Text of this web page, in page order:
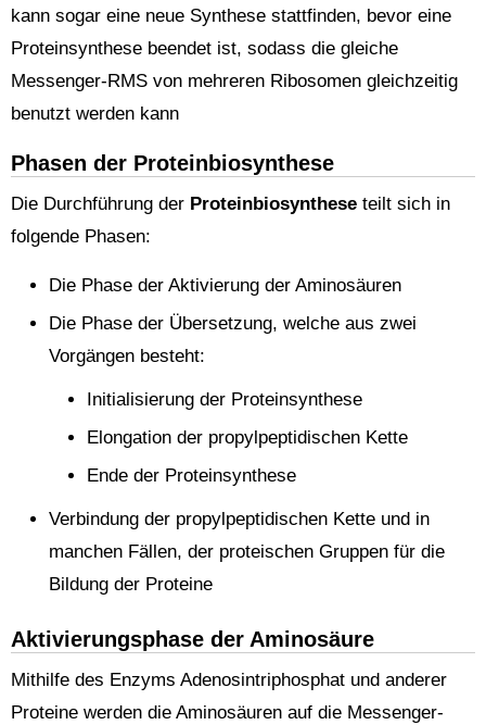
kann sogar eine neue Synthese stattfinden, bevor eine
Proteinsynthese beendet ist, sodass die gleiche
Messenger-RMS von mehreren Ribosomen gleichzeitig
benutzt werden kann
Phasen der Proteinbiosynthese
Die Durchführung der Proteinbiosynthese teilt sich in
folgende Phasen:
Die Phase der Aktivierung der Aminosäuren
Die Phase der Übersetzung, welche aus zwei
Vorgängen besteht:
Initialisierung der Proteinsynthese
Elongation der propylpeptidischen Kette
Ende der Proteinsynthese
Verbindung der propylpeptidischen Kette und in
manchen Fällen, der proteischen Gruppen für die
Bildung der Proteine
Aktivierungsphase der Aminosäure
Mithilfe des Enzyms Adenosintriphosphat und anderer
Proteine werden die Aminosäuren auf die Messenger-